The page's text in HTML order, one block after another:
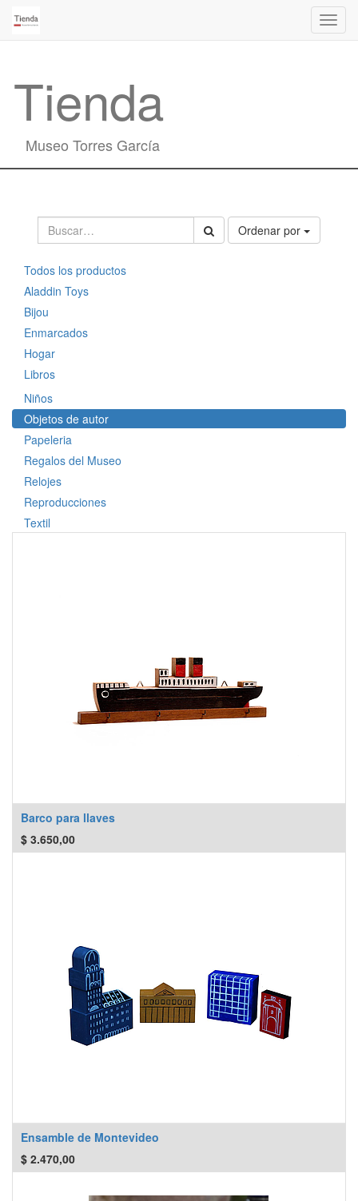
Tienda
Museo Torres García
Ordenar por
Todos los productos
Aladdin Toys
Bijou
Enmarcados
Hogar
Libros
Niños
Objetos de autor
Papeleria
Regalos del Museo
Relojes
Reproducciones
Textil
Barco para llaves
$ 3.650,00
Ensamble de Montevideo
$ 2.470,00